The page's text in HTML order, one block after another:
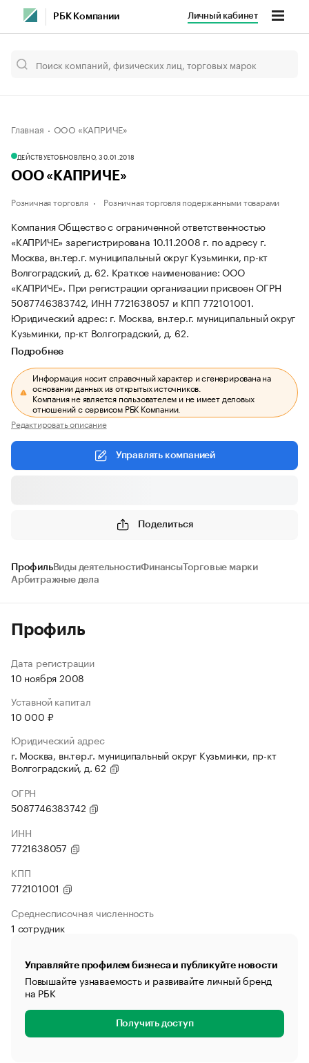
РБК Компании Личный кабинет
Главная ООО «КАПРИЧЕ»
ДЕЙСТВУЕТОБНОВЛЕНО, 30.01.2018
ООО «КАПРИЧЕ»
Розничная торговля Розничная торговля подержанными товарами
Компания Общество с ограниченной ответственностью
«КАПРИЧЕ» зарегистрирована 10.11.2008 г. по адресу г.
Москва, вн.тер.г. муниципальный округ Кузьминки, пр-кт
Волгоградский, д. 62. Краткое наименование: ООО
«КАПРИЧЕ». При регистрации организации присвоен ОГРН
5087746383742, ИНН 7721638057 и КПП 772101001.
Юридический адрес: г. Москва, вн.тер.г. муниципальный округ
Кузьминки, пр-кт Волгоградский, д. 62.
Подробнее
Информация носит справочный характер и сгенерирована на
основании данных из открытых источников.
Компания не является пользователем и не имеет деловых
отношений с сервисом РБК Компании.
Редактировать описание
Управлять компанией
Поделиться
ПрофильВиды деятельностиФинансыТорговые марки
Арбитражные дела
Профиль
Дата регистрации
10 ноября 2008
Уставной капитал
10 000 ₽
Юридический адрес
г. Москва, вн.тер.г. муниципальный округ Кузьминки, пр-кт
Волгоградский, д. 62
ОГРН
5087746383742
ИНН
7721638057
КПП
772101001
Среднесписочная численность
1 сотрудник
Управляйте профилем бизнеса и публикуйте новости
Повышайте узнаваемость и развивайте личный бренд
на РБК
Получить доступ